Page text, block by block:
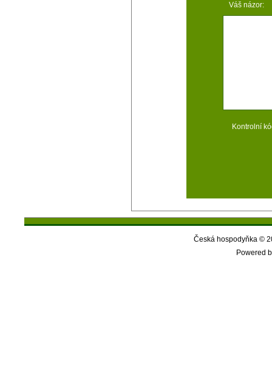
Váš názor:
Kontrolní
Česká hospodyňka ©
Powered